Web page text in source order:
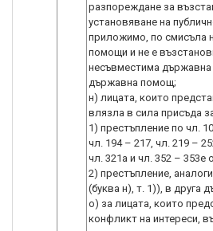
разпореждане за
установяване на
приложимо, по смисъла
помощи и не е
несъвместима
държавна помощ;
н) лицата, които
влязла в сила присъда
1) престъпление по чл.
чл. 194 – 217, чл. 219 –
чл. 321а и чл. 352 – 353е
2) престъпление,
(буква н), т. 1)), в друга
о) за лицата, които
конфликт на интереси,